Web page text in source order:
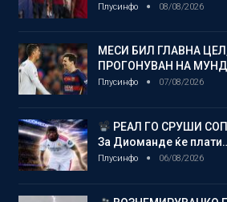
Плусинфо 08/08/2026
МЕСИ БИЛ ГЛАВНА
ПРОГОНУВАН НА
Плусинфо 07/08/2026
РЕАЛ ГО СРУШИ
За Диоманде ќе
Плусинфо 06/08/2026